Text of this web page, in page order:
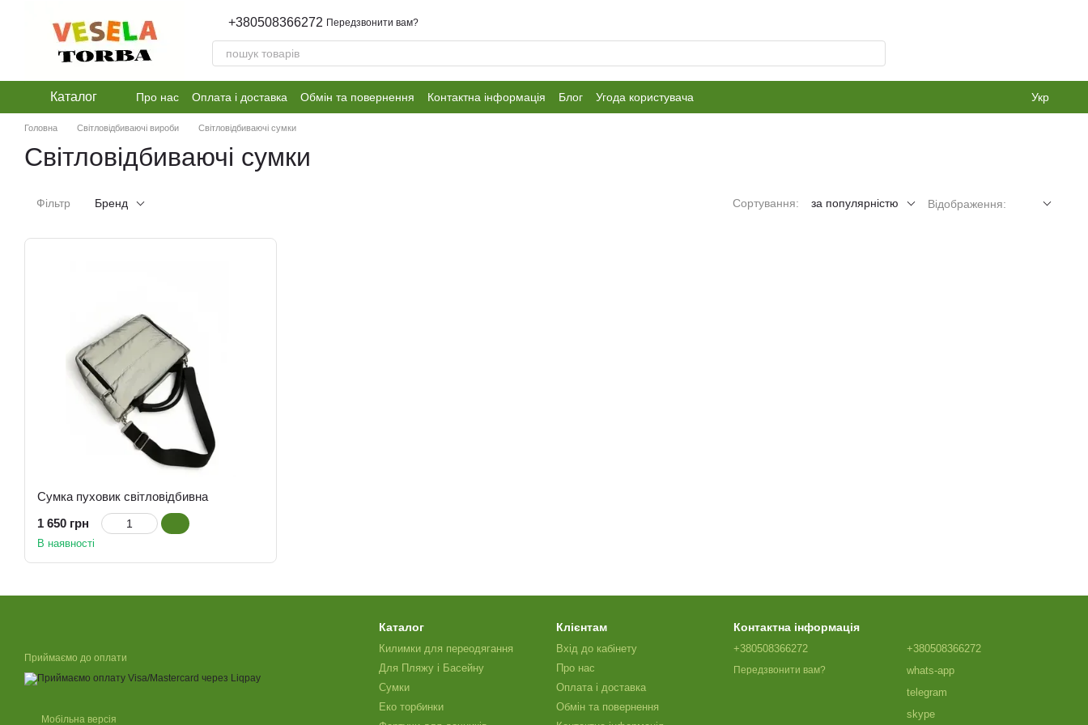
+380508366272 Передзвонити вам?
Каталог Про нас Оплата і доставка Обмін та повернення Контактна інформація Блог Угода користувача Укр
Головна Світловідбиваючі вироби Світловідбиваючі сумки
Світловідбиваючі сумки
Фільтр Бренд Сортування: за популярністю Відображення:
Сумка пуховик світловідбивна
1 650 грн
В наявності
Приймаємо до оплати
Мобільна версія
Каталог
Килимки для переодягання
Для Пляжу і Басейну
Сумки
Еко торбинки
Клієнтам
Вхід до кабінету
Про нас
Оплата і доставка
Обмін та повернення
Контактна інформація
+380508366272
Передзвонити вам?
+380508366272
whats-app
telegram
skype